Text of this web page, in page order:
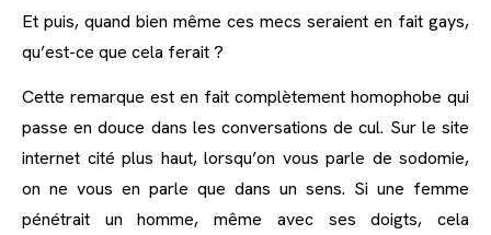
Et puis, quand bien même ces mecs seraient en fait gays,
qu’est-ce que cela ferait ?
Cette remarque est en fait complètement homophobe qui
passe en douce dans les conversations de cul. Sur le site
internet cité plus haut, lorsqu’on vous parle de sodomie,
on ne vous en parle que dans un sens. Si une femme
pénétrait un homme, même avec ses doigts, cela